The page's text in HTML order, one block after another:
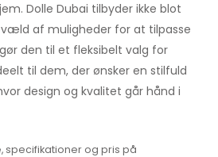
Dolle Dubai tilbyder ikke blot
af muligheder for at tilpasse
den til et fleksibelt valg for
til dem, der ønsker en stilfuld
design og kvalitet går hånd i
specifikationer og pris på